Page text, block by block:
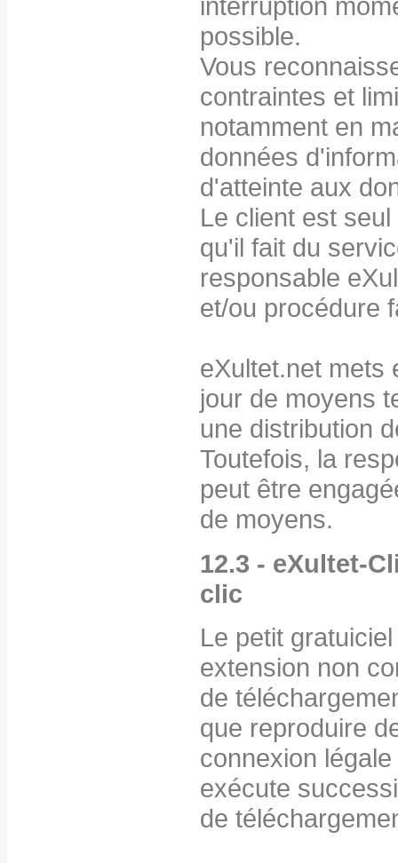
possible.
Vous
contraintes et
notamment en
données
d'atteinte aux
Le client est
qu'il fait du
responsable
et/ou procédure
eXultet.net mets
jour de moyens
une distribution
Toutefois, la
peut être
de moyens.
12.3 - eXultet-
clic
Le petit
extension non
de
que reproduire
connexion
exécute
de